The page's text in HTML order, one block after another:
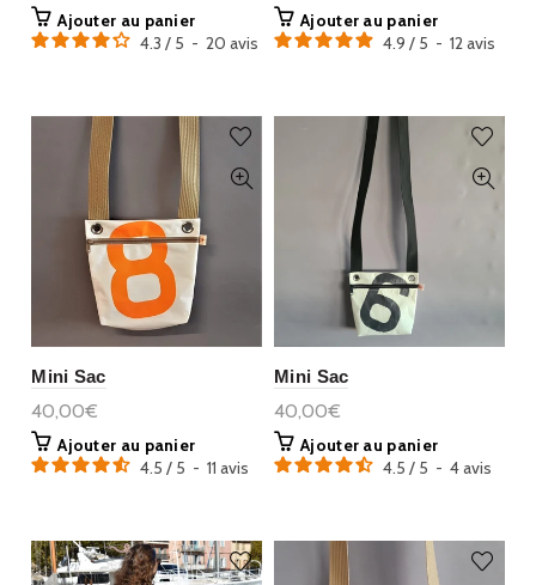
Ajouter au panier
4.3 / 5 - 20avis
Ajouter au panier
4.9 / 5 - 12avis
Mini Sac
40,00€
Ajouter au panier
4.5 / 5 - 11avis
Mini Sac
40,00€
Ajouter au panier
4.5 / 5 - 4avis